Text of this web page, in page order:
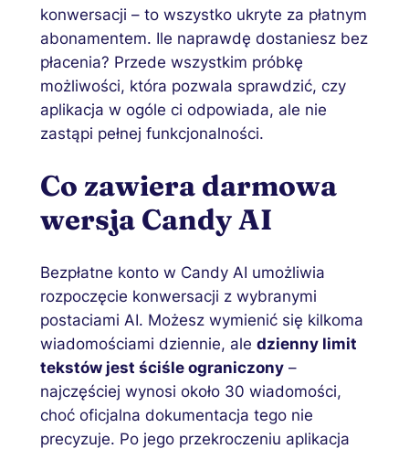
konwersacji – to wszystko ukryte za płatnym
abonamentem. Ile naprawdę dostaniesz bez
płacenia? Przede wszystkim próbkę
możliwości, która pozwala sprawdzić, czy
aplikacja w ogóle ci odpowiada, ale nie
zastąpi pełnej funkcjonalności.
Co zawiera darmowa
wersja Candy AI
Bezpłatne konto w Candy AI umożliwia
rozpoczęcie konwersacji z wybranymi
postaciami AI. Możesz wymienić się kilkoma
wiadomościami dziennie, ale dzienny limit
tekstów jest ściśle ograniczony–
najczęściej wynosi około 30 wiadomości,
choć oficjalna dokumentacja tego nie
precyzuje. Po jego przekroczeniu aplikacja